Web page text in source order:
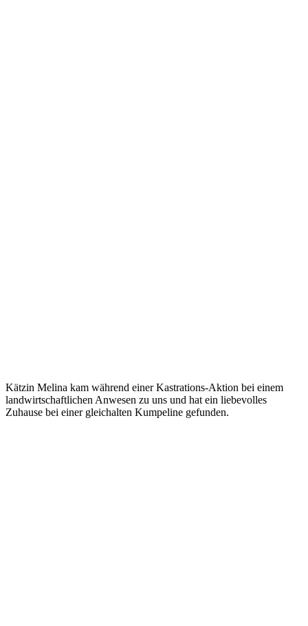
Kätzin Melina kam während einer Kastrations-Aktion bei einem
landwirtschaftlichen Anwesen zu uns und hat ein liebevolles
Zuhause bei einer gleichalten Kumpeline gefunden.